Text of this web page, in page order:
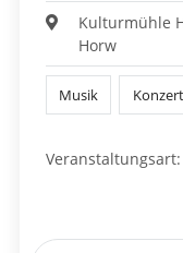
Kulturmühle
Horw
Musik Konzert
Veranstaltungsart: